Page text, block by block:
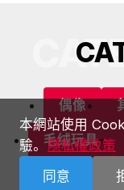
CA
偶像
毛绒玩具
空
本網站使用
驗。隱私權政策
同意